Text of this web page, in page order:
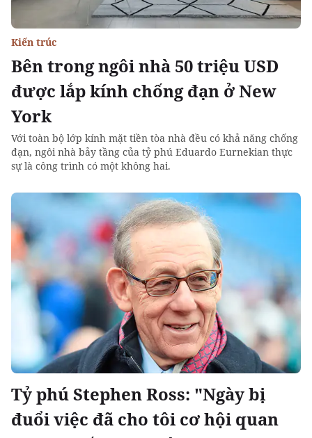
Bên trong ngôi nhà 50 triệu USD
được lắp kính chống đạn ở New
York
Kiến trúc
Với toàn bộ lớp kính mặt tiền tòa nhà đều có khả năng chống
đạn, ngôi nhà bảy tầng của tỷ phú Eduardo Eurnekian thực
sự là công trình có một không hai.
Tỷ phú Stephen Ross: "Ngày bị
đuổi việc đã cho tôi cơ hội quan